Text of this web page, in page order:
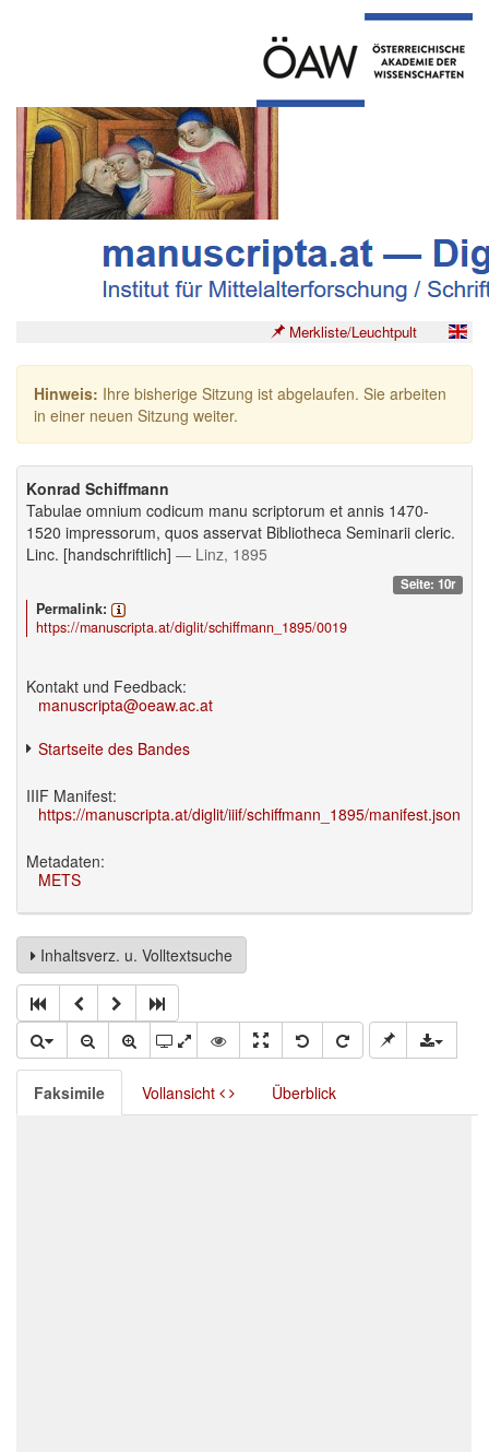
Merkliste/Leuchtpult
Hinweis: Ihre bisherige Sitzung ist abgelaufen. Sie arbeiten
in einer neuen Sitzung weiter.
Konrad Schiffmann
Tabulae omnium codicum manu scriptorum et annis 1470-
1520 impressorum, quos asservat Bibliotheca Seminarii cleric.
Linc. [handschriftlich] — Linz, 1895
Seite: 10r
Permalink:
https://manuscripta.at/diglit/schiffmann_1895/0019
Kontakt und Feedback:
manuscripta@oeaw.ac.at
Startseite des Bandes
IIIF Manifest:
https://manuscripta.at/diglit/iiif/schiffmann_1895/manifest.json
Metadaten:
METS
Inhaltsverz. u. Volltextsuche
Faksimile Vollansicht Überblick